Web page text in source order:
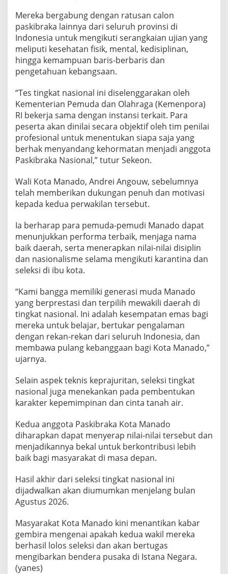
Mereka bergabung dengan ratusan calon
paskibraka lainnya dari seluruh provinsi di
Indonesia untuk mengikuti serangkaian ujian yang
meliputi kesehatan fisik, mental, kedisiplinan,
hingga kemampuan baris-berbaris dan
pengetahuan kebangsaan.
“Tes tingkat nasional ini diselenggarakan oleh
Kementerian Pemuda dan Olahraga (Kemenpora)
RI bekerja sama dengan instansi terkait. Para
peserta akan dinilai secara objektif oleh tim penilai
profesional untuk menentukan siapa saja yang
berhak menyandang kehormatan menjadi anggota
Paskibraka Nasional,” tutur Sekeon.
Wali Kota Manado, Andrei Angouw, sebelumnya
telah memberikan dukungan penuh dan motivasi
kepada kedua perwakilan tersebut.
Ia berharap para pemuda-pemudi Manado dapat
menunjukkan performa terbaik, menjaga nama
baik daerah, serta menerapkan nilai-nilai disiplin
dan nasionalisme selama mengikuti karantina dan
seleksi di ibu kota.
“Kami bangga memiliki generasi muda Manado
yang berprestasi dan terpilih mewakili daerah di
tingkat nasional. Ini adalah kesempatan emas bagi
mereka untuk belajar, bertukar pengalaman
dengan rekan-rekan dari seluruh Indonesia, dan
membawa pulang kebanggaan bagi Kota Manado,”
ujarnya.
Selain aspek teknis keprajuritan, seleksi tingkat
nasional juga menekankan pada pembentukan
karakter kepemimpinan dan cinta tanah air.
Kedua anggota Paskibraka Kota Manado
diharapkan dapat menyerap nilai-nilai tersebut dan
menjadikannya bekal untuk berkontribusi lebih
baik bagi masyarakat di masa depan.
Hasil akhir dari seleksi tingkat nasional ini
dijadwalkan akan diumumkan menjelang bulan
Agustus 2026.
Masyarakat Kota Manado kini menantikan kabar
gembira mengenai apakah kedua wakil mereka
berhasil lolos seleksi dan akan bertugas
mengibarkan bendera pusaka di Istana Negara.
(yanes)